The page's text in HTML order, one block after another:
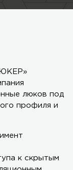
люков под
профиля и
к скрытым